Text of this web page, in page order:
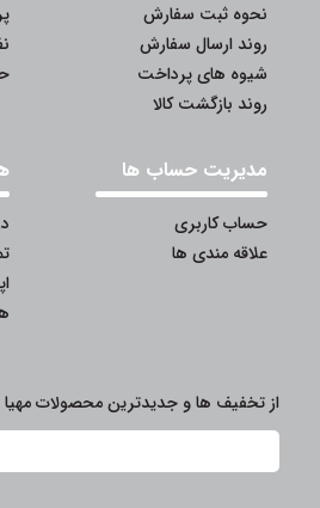
نحوه ثبت سفارش
روند ارسال سفارش
شیوه های پرداخت
روند بازگشت کالا
مدیریت حساب ها
حساب کاربری
علاقه مندی ها
از تخفیف ها و جدیدترین محصولات